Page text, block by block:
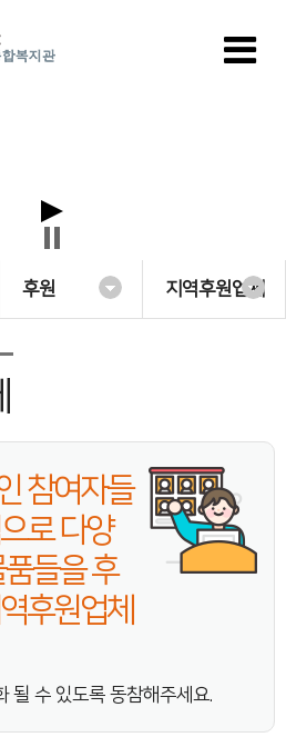
후원 지역후원업체
참여자들
로 다양
들을 후
후원업체
될 수 있도록 동참해주세요.